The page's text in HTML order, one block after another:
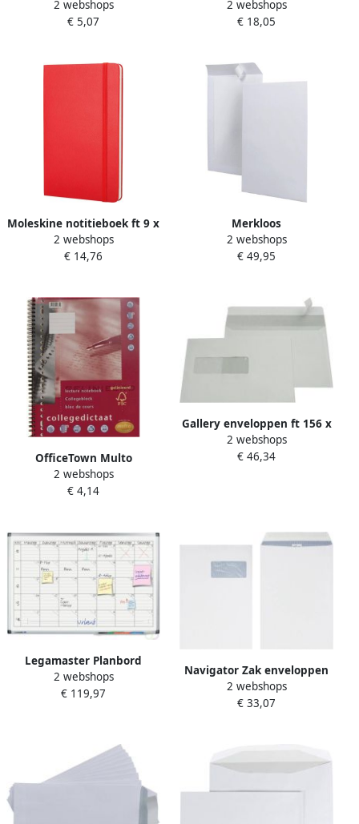
Breprint Lima 7dagen
2pagina's 14maands zwart
2 webshops
€ 5,07
x 21 cm effen harde cover
240 blad rood
2 webshops
€ 18,05
Moleskine notitieboek ft 9 x
14 cm gelijnd harde cover
192 blad rood
2 webshops
€ 14,76
Merkloos
Bordrugenveloppen ft 310 x
440 mm doos van 100 stuks
2 webshops
€ 49,95
OfficeTown Multo
collegedictaat ft A4 gelijnd
23-gaatsperforatie
2 webshops
€ 4,14
Gallery enveloppen ft 156 x
220 mm venster links
stripsluiting binnenzijde
2 webshops
€ 46,34
Legamaster Planbord
premium projectplanner
60x90cm
2 webshops
€ 119,97
Navigator Zak enveloppen
ft 229 x 324 mm met
venster rechts(ft 50 x 110
2 webshops
€ 33,07